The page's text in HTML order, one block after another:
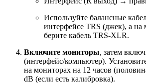
Используйте балансные
интерфейсе TRS (джек), а
берите кабель TRS‑XLR.
Включите мониторы, затем
(интерфейс/компьютер).
на мониторах на 12 часов
dB (если есть калибровка).